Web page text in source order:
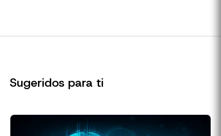
Sugeridos para ti